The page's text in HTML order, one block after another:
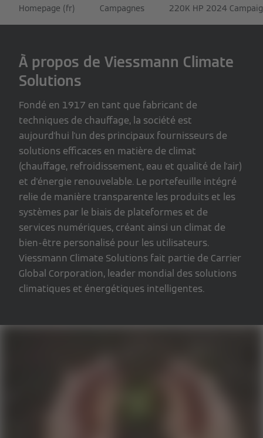
Homepage (fr) Campagnes 220K HP 2024
À propos de Viessmann Climate
Solutions
Fondé en 1917 en tant que fabricant de
techniques de chauffage, la société est
aujourd'hui l'un des principaux fournisseurs de
solutions efficaces en matière de climat
(chauffage, refroidissement, eau et qualité de l'air)
et d'énergie renouvelable. Le portefeuille intégré
relie de manière transparente les produits et les
systèmes par le biais de plateformes et de
services numériques, créant ainsi un climat de
bien-être personalisé pour les utilisateurs.
Viessmann Climate Solutions fait partie de Carrier
Global Corporation, leader mondial des solutions
climatiques et énergétiques intelligentes.